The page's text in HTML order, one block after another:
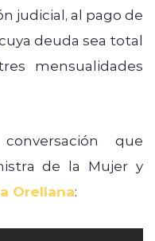
judicial, al pago de
deuda sea total
mensualidades
que
de la Mujer y
Orellana: